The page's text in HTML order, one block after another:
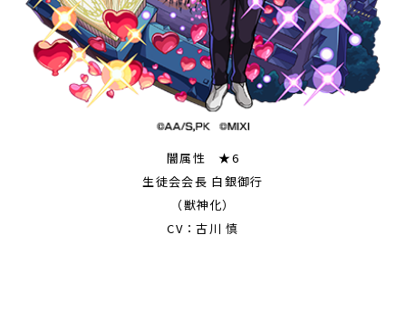
闇属性 ★6
生徒会会長 白銀御行
（獣神化）
CV：古川 慎